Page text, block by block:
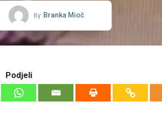
By Branka Mioč
Podjeli